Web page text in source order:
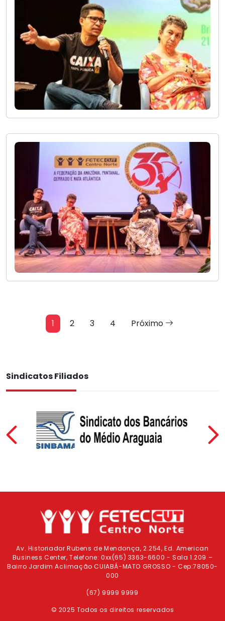
1 2 3 4 Próximo
Sindicatos Filiados
Previous
Av. Historiador Rubens de Mendonça, 2.254, Ed. American
Business Center, Telefone: 0xx(65) 3363-6600 - Sala 1.209 –
Bairro Jardim Aclimação CUIABÁ-MATO GROSSO - Cep:78050-
000
(67) 9999 9999
© 2025 Todos os direitos reservados